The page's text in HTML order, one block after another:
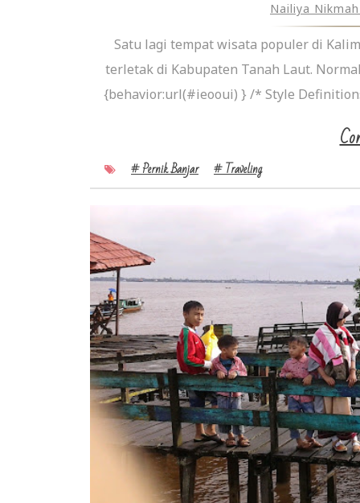
Nailiya
Satu lagi tempat wisata populer di
terletak di Kabupaten Tanah Laut.
{behavior:url(#ieooui) } /* Style
# Pernik Banjar # Traveling